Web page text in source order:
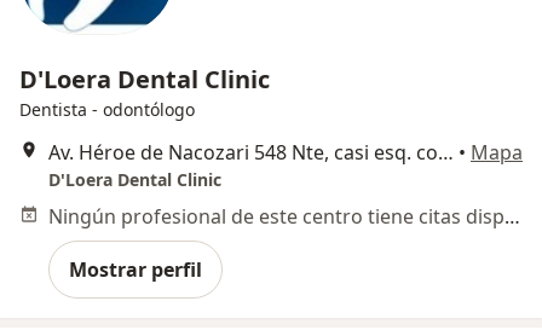
D'Loera Dental Clinic
Dentista - odontólogo
Av. Héroe de Nacozari 548 Nte, casi esq. con Vázquez del Mercado, Aguascalientes • Mapa
D'Loera Dental Clinic
Ningún profesional de este centro tiene citas disponibles
Mostrar perfil